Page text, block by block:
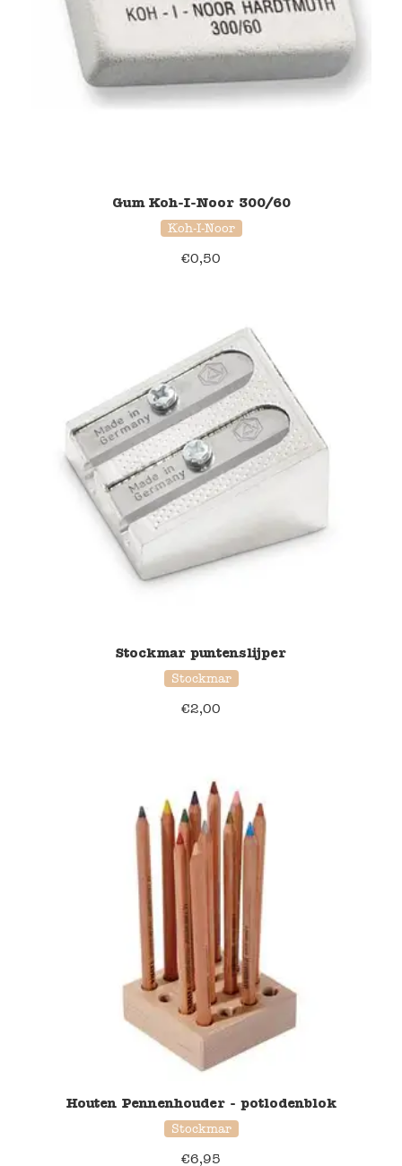
Gum Koh-I-Noor 300/60
Koh-I-Noor
€0,50
Stockmar puntenslijper
Stockmar
€2,00
Houten Pennenhouder - potlodenblok
Stockmar
€6,95